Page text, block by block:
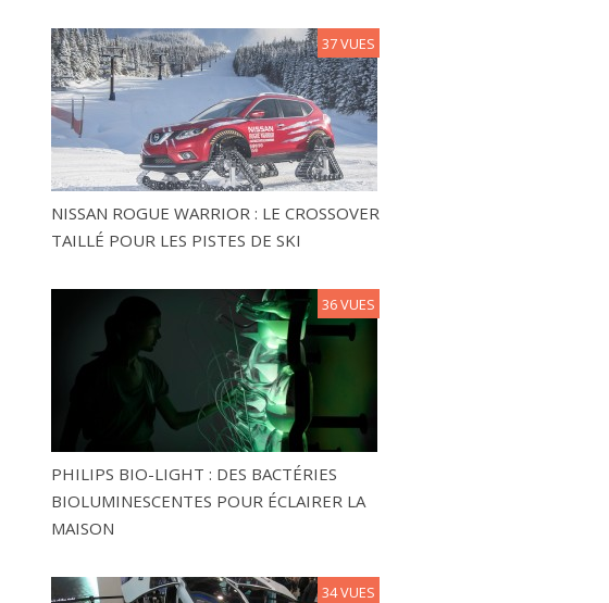
NISSAN ROGUE WARRIOR : LE CROSSOVER
TAILLÉ POUR LES PISTES DE SKI
37 VUES
PHILIPS BIO-LIGHT : DES BACTÉRIES
BIOLUMINESCENTES POUR ÉCLAIRER LA
MAISON
36 VUES
34 VUES